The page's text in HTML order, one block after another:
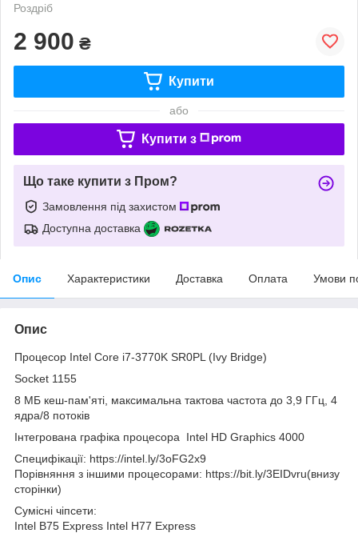
Роздріб
2 900 ₴
Купити
або
Купити з
Що таке купити з Пром?
Замовлення під захистом
Доступна доставка
Опис Характеристики Доставка Оплата Умови
Опис
Процесор Intel Core i7-3770K SR0PL (Ivy Bridge)
Socket 1155
8 МБ кеш-пам'яті, максимальна тактова частота до 3,9 ГГц, 4
ядра/8 потоків
Інтегрована графіка процесора Intel HD Graphics 4000
Специфікації: https://intel.ly/3oFG2x9
Порівняння з іншими процесорами: https://bit.ly/3EIDvru(внизу
сторінки)
Сумісні чіпсети:
Intel B75 Express Intel H77 Express